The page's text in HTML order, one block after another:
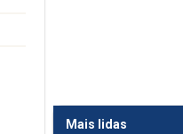
Mais lidas